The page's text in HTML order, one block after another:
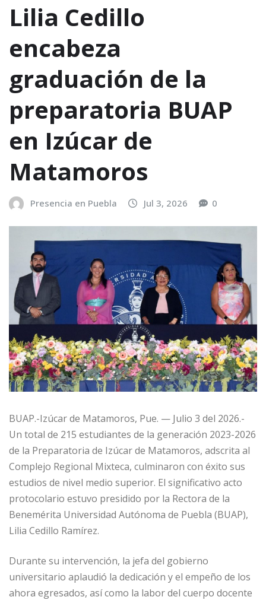
Lilia Cedillo
encabeza
graduación de la
preparatoria BUAP
en Izúcar de
Matamoros
Presencia en Puebla Jul 3, 2026 0
BUAP.-Izúcar de Matamoros, Pue. — Julio 3 del 2026.-
Un total de 215 estudiantes de la generación 2023-2026
de la Preparatoria de Izúcar de Matamoros, adscrita al
Complejo Regional Mixteca, culminaron con éxito sus
estudios de nivel medio superior. El significativo acto
protocolario estuvo presidido por la Rectora de la
Benemérita Universidad Autónoma de Puebla (BUAP),
Lilia Cedillo Ramírez.
Durante su intervención, la jefa del gobierno
universitario aplaudió la dedicación y el empeño de los
ahora egresados, así como la labor del cuerpo docente